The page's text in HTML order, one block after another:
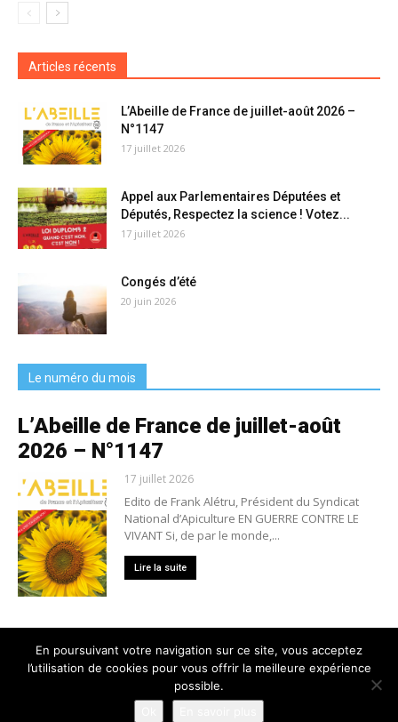
Articles récents
L’Abeille de France de juillet-août 2026 –
N°1147
17 juillet 2026
Appel aux Parlementaires Députées et
Députés, Respectez la science ! Votez...
17 juillet 2026
Congés d’été
20 juin 2026
Le numéro du mois
L’Abeille de France de juillet-août
2026 – N°1147
17 juillet 2026
Edito de Frank Alétru, Président du Syndicat
National d’Apiculture EN GUERRE CONTRE LE
VIVANT Si, de par le monde,...
Lire la suite
Nous contacter
Conditions générales de vente
Politique de confidentialité
© 2025 L'Abeille de France - Tous droits réservés
En poursuivant votre navigation sur ce site, vous acceptez
l’utilisation de cookies pour vous offrir la meilleure expérience
possible.